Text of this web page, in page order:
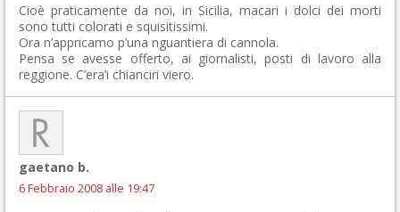
Cioè praticamente da noi, in Sicilia, macari i dolci dei morti
sono tutti colorati e squisitissimi.
Ora n’appricamo p’una nguantiera di cannola.
Pensa se avesse offerto, ai giornalisti, posti di lavoro alla
reggione. C’era’i chianciri viero.
gaetano b.
6 Febbraio 2008 alle 19:47